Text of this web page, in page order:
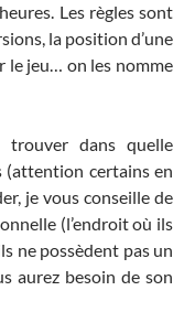
Les règles sont
la position d’une
le jeu… on les nomme
dans quelle
(attention certains en
je vous conseille de
(l’endroit où ils
ne possèdent pas un
aurez besoin de son